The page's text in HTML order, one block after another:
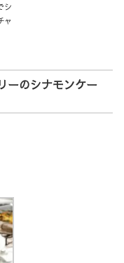
シ
ャ
ーのシナモンケー